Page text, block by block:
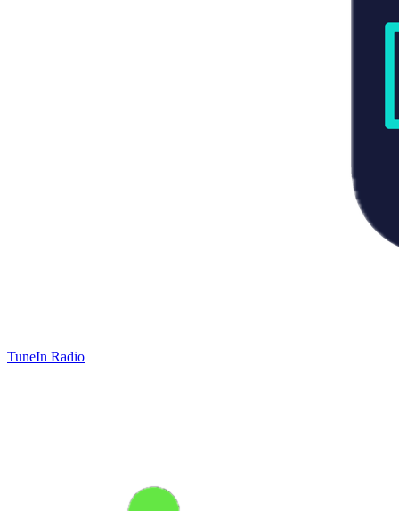
TuneIn Radio